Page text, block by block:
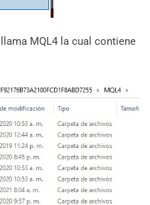
MQL4 la cual contiene